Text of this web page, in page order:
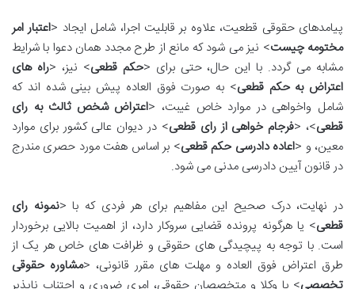
پیامدهای حقوقی قطعیت، علاوه بر قابلیت اجرا، شامل ایجاد <اعتبار امر
مختومه چیست> نیز می شود که مانع از طرح مجدد همان دعوا با شرایط
مشابه می گردد. با این حال، حتی برای <حکم قطعی> نیز، <راه های
اعتراض به حکم قطعی> به صورت فوق العاده پیش بینی شده اند که
شامل واخواهی در موارد خاص غیبت، <اعتراض شخص ثالث به رای
قطعی>، <فرجام خواهی از رای قطعی> در دیوان عالی کشور برای موارد
معین، و <اعاده دادرسی حکم قطعی> بر اساس هفت مورد حصری مندرج
در قانون آیین دادرسی مدنی می شود.
در نهایت، درک صحیح این مفاهیم برای هر فردی که با <نمونه رای
قطعی> یا هرگونه پرونده قضایی سروکار دارد، از اهمیت بالایی برخوردار
است. با توجه به پیچیدگی های حقوقی و ظرافت های خاص هر یک از
طرق اعتراض فوق العاده و مهلت های مقرر قانونی، <مشاوره حقوقی